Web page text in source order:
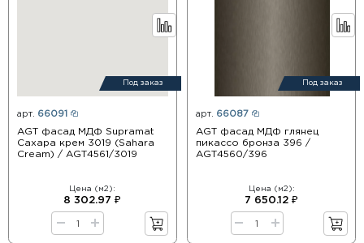
Под заказ
арт. 66091
AGT фасад МДФ Supramat
Сахара крем 3019 (Sahara
Cream) / AGT4561/3019
Цена (м2):
8 302.97 ₽
Под заказ
арт. 66087
AGT фасад МДФ глянец
пикассо бронза 396 /
AGT4560/396
Цена (м2):
7 650.12 ₽